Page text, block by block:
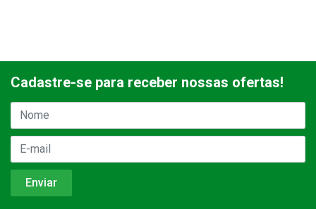
Cadastre-se para receber nossas ofertas!